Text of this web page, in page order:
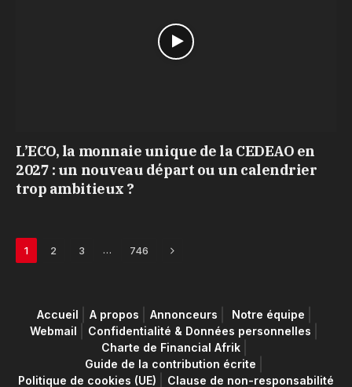
L’ECO, la monnaie unique de la CEDEAO en
2027 : un nouveau départ ou un calendrier
trop ambitieux ?
1 2 3 … 746 Next
Accueil A propos Annonceurs
Notre équipe
Webmail
Confidentialité & Données personnelles
Charte de Financial Afrik
Guide de la contribution écrite
Politique de cookies (UE)
Clause de non-responsabilité